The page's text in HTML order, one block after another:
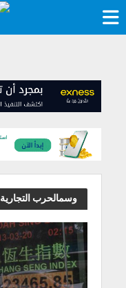
وسمالحرب التجارية